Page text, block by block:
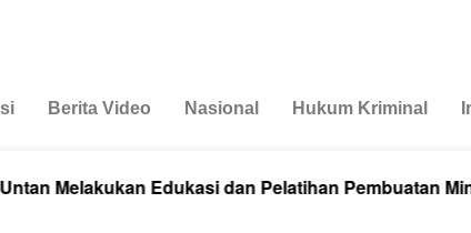
Berita Video Nasional Hukum Kriminal
Edukasi dan Pelatihan Pembuatan